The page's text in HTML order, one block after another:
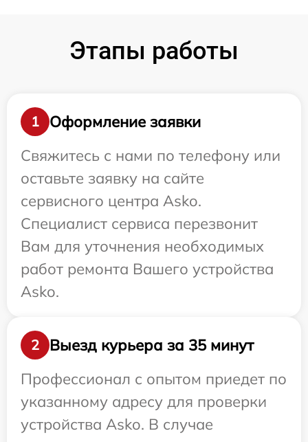
Этапы работы
1
Оформление заявки
Свяжитесь с нами по телефону или
оставьте заявку на сайте
сервисного центра Asko.
Специалист сервиса перезвонит
Вам для уточнения необходимых
работ ремонта Вашего устройства
Asko.
2
Выезд курьера за 35 минут
Профессионал с опытом приедет по
указанному адресу для проверки
устройства Asko. В случае